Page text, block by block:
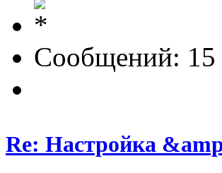
Сообщений: 15
Re: Настройка